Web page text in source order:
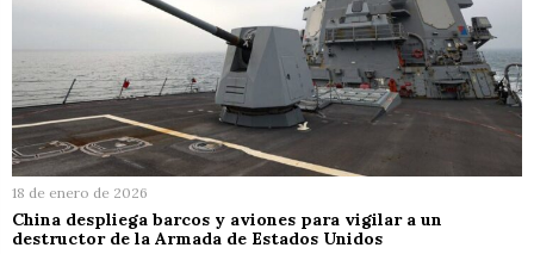
18 de enero de 2026
China despliega barcos y aviones para vigilar a un
destructor de la Armada de Estados Unidos